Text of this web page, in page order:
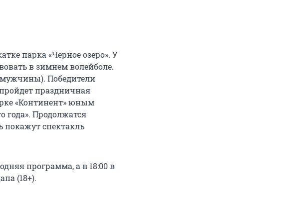
парка «Черное озеро». У
в зимнем волейболе.
Победители
праздничная
«Континент» юным
года». Продолжатся
покажут спектакль
программа, а в 18:00 в
(18+).